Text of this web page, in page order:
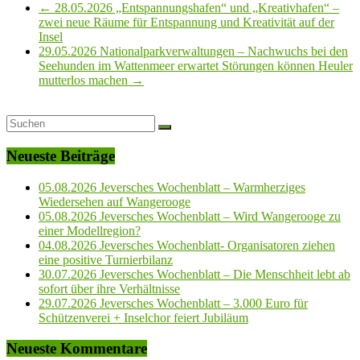
← 28.05.2026 „Entspannungshafen“ und „Kreativhafen“ –
zwei neue Räume für Entspannung und Kreativität auf der
Insel
29.05.2026 Nationalparkverwaltungen – Nachwuchs bei den
Seehunden im Wattenmeer erwartet Störungen können Heuler
mutterlos machen →
Neueste Beiträge
05.08.2026 Jeversches Wochenblatt – Warmherziges
Wiedersehen auf Wangerooge
05.08.2026 Jeversches Wochenblatt – Wird Wangerooge zu
einer Modellregion?
04.08.2026 Jeversches Wochenblatt- Organisatoren ziehen
eine positive Turnierbilanz
30.07.2026 Jeversches Wochenblatt – Die Menschheit lebt ab
sofort über ihre Verhältnisse
29.07.2026 Jeversches Wochenblatt – 3.000 Euro für
Schützenverei + Inselchor feiert Jubiläum
Neueste Kommentare